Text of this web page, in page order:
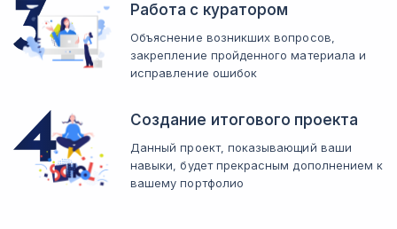
Работа с куратором
Объяснение возникших вопросов,
закрепление пройденного материала и
исправление ошибок
Создание итогового проекта
Данный проект, показывающий ваши
навыки, будет прекрасным дополнением к
вашему портфолио